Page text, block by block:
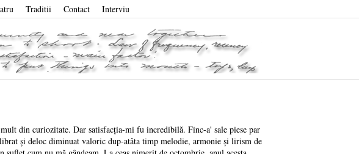
Traditii Contact Interviu
din curiozitate. Dar satisfacția-mi fu incredibilă. Finc-a' sale piese par
și deloc diminuat valoric dup-atâta timp melodie, armonie și lirism de